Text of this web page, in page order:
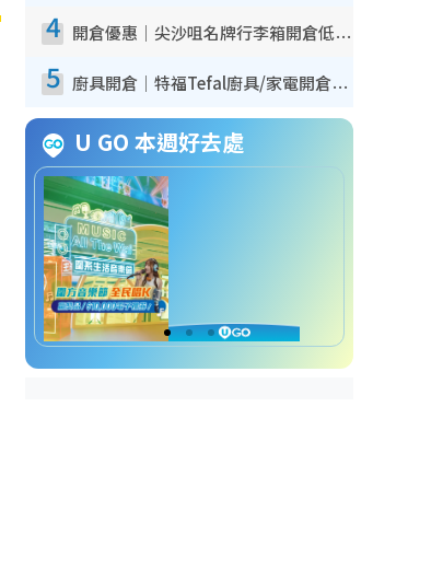
4 開倉優惠｜尖沙咀名牌行李箱開倉低至4折！一連5日 American Tourister/ace./Hallmark $200起！
5 廚具開倉｜特福Tefal廚具/家電開倉低至3折！$220起買平底鍋/炒鑊/湯煲！電飯煲/吸塵機/燙斗$418起
U GO 本週好去處